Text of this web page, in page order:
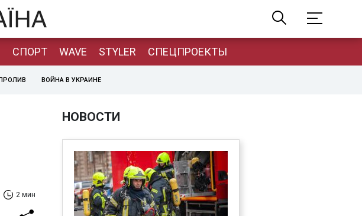
СПОРТ WAVE STYLER СПЕЦПРОЕКТЫ
ВОЙНА В УКРАИНЕ
2 мин
НОВОСТИ